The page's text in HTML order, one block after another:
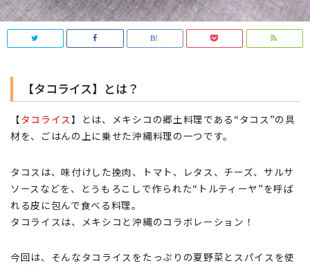
【タコライス】とは？
【タコライス】とは、メキシコの郷土料理である“タコス”の具
材を、ごはんの上に乗せた沖縄料理の一つです。
タコスは、味付けした挽肉、トマト、レタス、チーズ、サルサ
ソースなどを、とうもろこしで作られた“トルティーヤ”を呼ば
れる皮に包んで食べる料理。
タコライスは、メキシコと沖縄のコラボレーション！
今回は、そんなタコライスをたっぷりの夏野菜とスパイスを使